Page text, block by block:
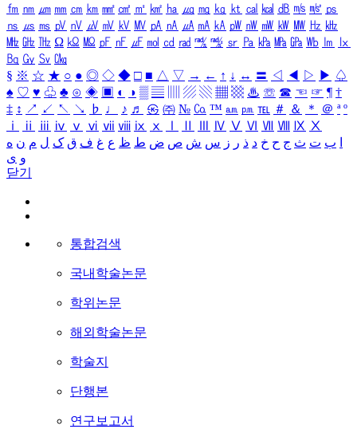
㎙ ㎚ ㎛ ㎜ ㎝ ㎞ ㎟ ㎠ ㎡ ㎢ ㏊ ㎍ ㎎ ㎏ ㏏ ㎈ ㎉ ㏈ ㎧ ㎨ ㎰
㎱ ㎲ ㎳ ㎴ ㎵ ㎶ ㎷ ㎸ ㎹ ㎀ ㎁ ㎂ ㎃ ㎄ ㎺ ㎻ ㎽ ㎾ ㎿ ㎐ ㎑
㎒ ㎓ ㎔ Ω ㏀ ㏁ ㎊ ㎋ ㎌ ㏖ ㏅ ㎭ ㎮ ㎯ ㏛ ㎩ ㎪ ㎫ ㎬ ㏝ ㏐
㏓
㏃ ㏉ ㏜ ㏆
§ ※ ☆ ★ ○ ● ◎ ◇ ◆ □ ■ △ ▽ → ← ↑ ↓ ↔ 〓 ◁ ◀ ▷ ▶ ♤
♠ ♡ ♥ ♧ ♣ ⊙ ◈ ▣ ◐ ◑ ▒ ▤ ▨ ▧ ▦ ▩ ♨ ☏ ☎ ☜ ☞ ¶ †
‡ ↕ ↗ ↙ ↖ ↘ ♭ ♩ ♪ ♬ ㉿ ㈜ № ㏇ ™ ㏂ ㏘ ℡ ＃ ＆ ＊ ＠ ª º
ⅰ
ⅱ ⅲ ⅳ ⅴ ⅵ ⅶ ⅷ ⅸ ⅹ Ⅳ Ⅴ Ⅵ Ⅶ Ⅷ Ⅸ Ⅹ
ب ت ث ج ح خ د ذ ر ز س ش ص ض ط ظ ع غ ف ق ک ل م ن ه
و ی
닫기
통합검색
국내학술논문
학위논문
해외학술논문
학술지
단행본
연구보고서